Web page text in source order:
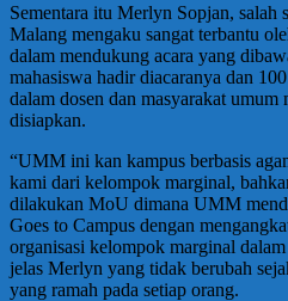
Sementara itu Merlyn Sopjan, salah
Malang mengaku sangat terbantu
dalam mendukung acara yang
mahasiswa hadir diacaranya dan
dalam dosen dan masyarakat umum
disiapkan.
“UMM ini kan kampus berbasis
kami dari kelompok marginal,
dilakukan MoU dimana UMM
Goes to Campus dengan
organisasi kelompok marginal
jelas Merlyn yang tidak berubah
yang ramah pada setiap orang.